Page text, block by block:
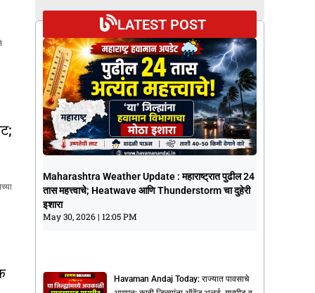
LATEST POST
Maharashtra Weather Update : महाराष्ट्रात पुढील 24
तास महत्त्वाचे; Heatwave आणि Thunderstorm चा दुहेरी
इशारा
May 30, 2026 12:05 PM
महाराष्ट्रात पुढील 24 तास महत्त्वाचे;
Heatwave आणि Thunderstorm चा दुहेरी
May 30, 2026
Havaman Andaj Today: राज्यात पावसाचे